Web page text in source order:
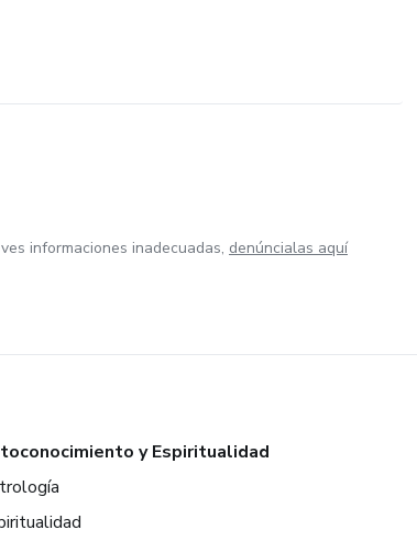
informaciones inadecuadas, denúncialas aquí
y Espiritualidad